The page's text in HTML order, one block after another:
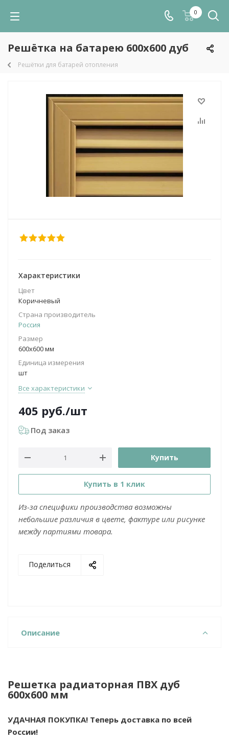
0
Решётка на батарею 600х600 дуб
Решётки для батарей отопления
Характеристики
Цвет
Коричневый
Страна производитель
Россия
Размер
600х600 мм
Единица измерения
шт
Все характеристики
405 руб./шт
Под заказ
Купить
Купить в 1 клик
Из-за специфики производства возможны
небольшие различия в цвете, фактуре или рисунке
между партиями товара.
Поделиться
Описание
Решетка радиаторная ПВХ дуб
600х600 мм
УДАЧНАЯ ПОКУПКА! Теперь доставка по всей
России!